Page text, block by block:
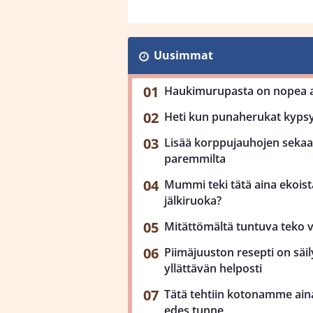
Uusimmat
Haukimurupasta on nopea
Heti kun punaherukat
Lisää korppujauhojen
paremmilta
Mummi teki tätä aina
jälkiruoka?
Mitättömältä tuntuva teko
Piimäjuuston resepti on
yllättävän helposti
Tätä tehtiin kotonamme